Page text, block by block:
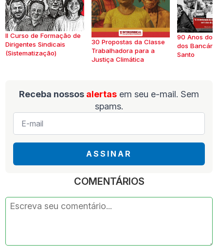
II Curso de Formação de
Dirigentes Sindicais
(Sistematização)
30 Propostas da Classe
Trabalhadora para a
Justiça Climática
90 Anos do
dos
Santo
Receba nossos alertas em seu e-mail. Sem
spams.
E-
mail
ASSINAR
COMENTÁRIOS